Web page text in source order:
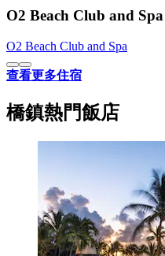
O2 Beach Club and Spa
O2 Beach Club and Spa
查看更多住宿
橋鎮熱門飯店